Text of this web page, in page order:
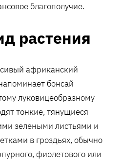
благополучие.
растения
африканский
бонсай
луковицеобразному
тонкие, тянущиеся
зелеными листьями и
в гроздьях, обычно
фиолетового или